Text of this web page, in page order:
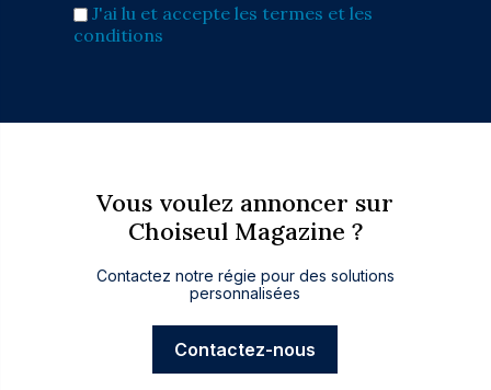
J'ai lu et accepte les termes et les
conditions
Vous voulez annoncer sur
Choiseul Magazine ?
Contactez notre régie pour des solutions
personnalisées
Contactez-nous